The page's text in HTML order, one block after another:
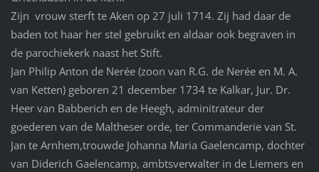
Zijn vrouw sterft te Aken op 27 juli 1714. Zij had daar de
baden tot haar her stel gebruikt en aldaar ook begraven in
de parochiekerk naast het Stift.
Jan Philip Anton de Nerée (zoon van R.G. de Nerée en M. A.
van Ketten) geboren 21 december 1734 te Kalkar, Jur. Dr.
Heer van Babberich en de Heegh, adminitrateur der
goederen van de Maltheser orde, ter Commanderie van St.
Jan te Arnhem,trouwde Johanna Maria Gaelencamp, dochter
van Diderich Gaelencamp, ambtsverwalter in de Liemers en